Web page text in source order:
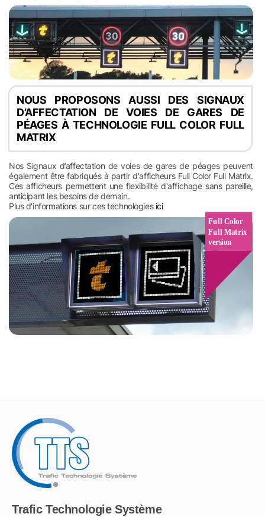
NOUS PROPOSONS AUSSI DES SIGNAUX
D’AFFECTATION DE VOIES DE GARES DE
PÉAGES À TECHNOLOGIE FULL COLOR FULL
MATRIX
Nos Signaux d’affectation de voies de gares de péages peuvent
également être fabriqués à partir d'afficheurs Full Color Full Matrix.
Ces afficheurs permettent une flexibilité d'affichage sans pareille,
anticipant les besoins de demain.
Plus d'informations sur ces technologies ici
Trafic Technologie Système